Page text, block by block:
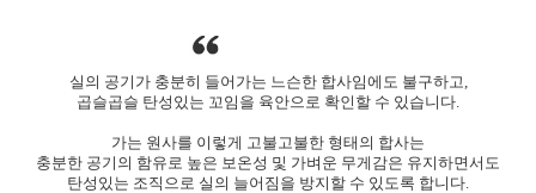
실의 공기가 충분히 들어가는 느슨한 합사임에도 불구하고,
곱슬곱슬 탄성있는 꼬임을 육안으로 확인할 수 있습니다.
가는 원사를 이렇게 고불고불한 형태의 합사는
충분한 공기의 함유로 높은 보온성 및 가벼운 무게감은 유지하면서도
탄성있는 조직으로 실의 늘어짐을 방지할 수 있도록 합니다.